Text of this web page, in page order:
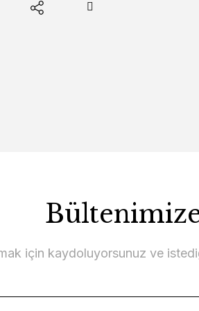
için kaydoluyorsunuz ve